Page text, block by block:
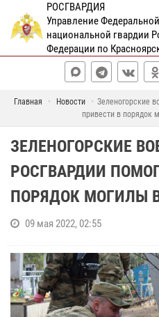
РОСГВАРДИЯ
Управление
национальной гвардии
Федерации по
Главная Новости
Зеленогорские
привести в порядок
ЗЕЛЕНОГОРСКИЕ
РОСГВАРДИИ
ПОРЯДОК МОГИЛЫ
09 мая 2022, 02:55